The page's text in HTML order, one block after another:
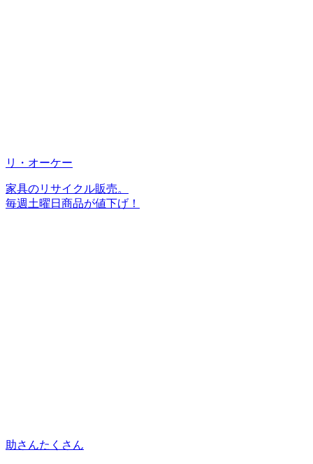
リ・オーケー
家具のリサイクル販売。
毎週土曜日商品が値下げ！
助さんたくさん